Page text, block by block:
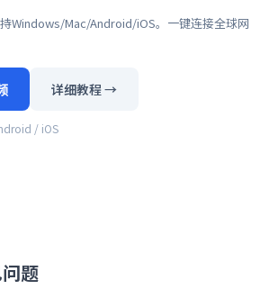
Windows/Mac/Android/iOS。一键连接全球网
详细教程 →
/ iOS
题